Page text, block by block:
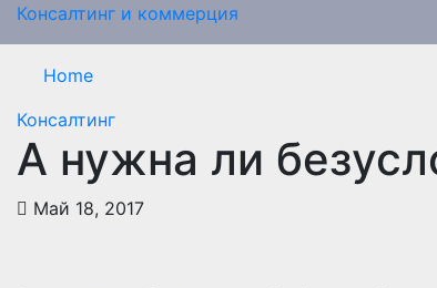
Перейти
к
содержимому
Консалтинг и коммерция
Home
Консалтинг
А нужна ли
Май 18, 2017